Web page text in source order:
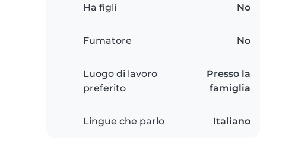
Ha figli No
Fumatore No
Luogo di lavoro
preferito
Presso la
famiglia
Lingue che parlo Italiano